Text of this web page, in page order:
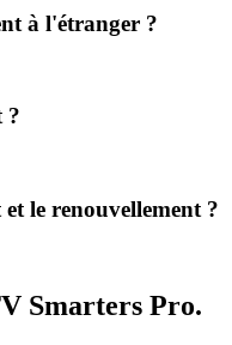
à l'étranger ?
?
et le renouvellement ?
Smarters Pro.